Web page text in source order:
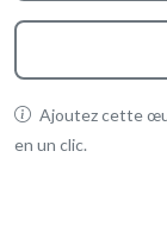
Ajoutez cette
en un clic.